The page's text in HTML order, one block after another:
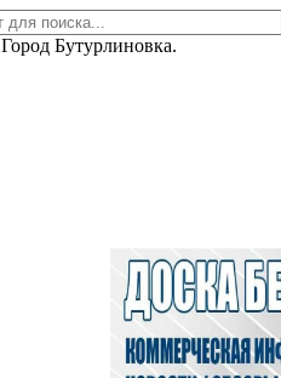
Город Бутурлиновка.